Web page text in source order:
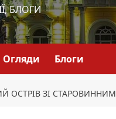
БЛОГИ
Огляди Блоги
ОСТРІВ ЗІ